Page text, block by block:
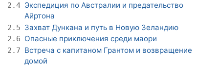
2.4 Экспедиция по Австралии и предательство
Айртона
2.5 Захват Дункана и путь в Новую Зеландию
2.6 Опасные приключения среди маори
2.7 Встреча с капитаном Грантом и возвращение
домой